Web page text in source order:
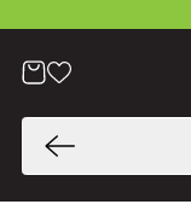
הרשימה
שליעֲגָלָה